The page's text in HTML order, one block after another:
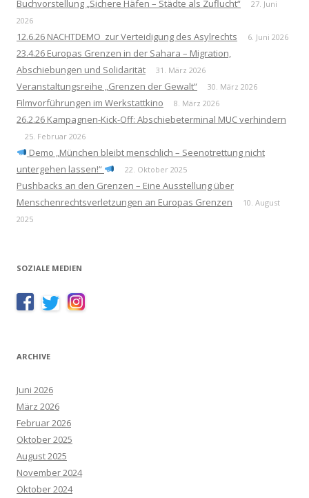
Buchvorstellung „Sichere Häfen – Städte als Zuflucht“
27. Juni
2026
12.6.26 NACHTDEMO zur Verteidigung des Asylrechts 6. Juni 2026
23.4.26 Europas Grenzen in der Sahara – Migration,
Abschiebungen und Solidarität
31. März 2026
Veranstaltungsreihe „Grenzen der Gewalt“ 30. März 2026
Filmvorführungen im Werkstattkino 8. März 2026
26.2.26 Kampagnen-Kick-Off: Abschiebeterminal MUC verhindern
25. Februar 2026
Demo „München bleibt menschlich – Seenotrettung nicht
untergehen lassen!“
22. Oktober 2025
Pushbacks an den Grenzen – Eine Ausstellung über
Menschenrechtsverletzungen an Europas Grenzen
10. August
2025
SOZIALE MEDIEN
ARCHIVE
Juni 2026
März 2026
Februar 2026
Oktober 2025
August 2025
November 2024
Oktober 2024